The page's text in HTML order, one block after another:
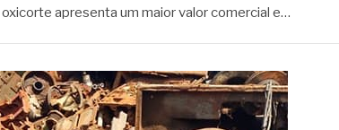
apresenta um maior valor comercial e…